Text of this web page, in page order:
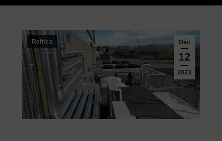
Déc
12
2023
Refrica